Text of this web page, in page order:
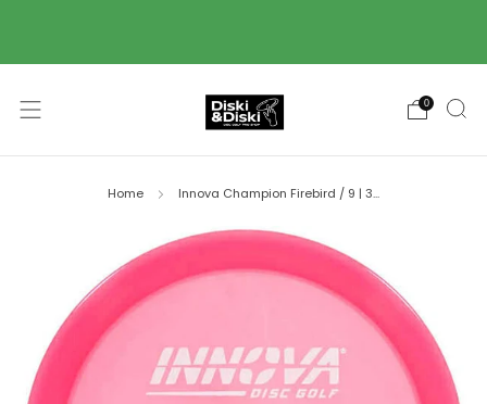
0
Home Innova Champion Firebird / 9 | 3...